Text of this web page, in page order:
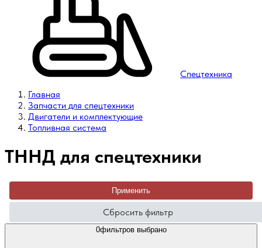
Спецтехника
Главная
Запчасти для спецтехники
Двигатели и комплектующие
Топливная система
ТННД для спецтехники
Применить
Сбросить фильтр
0фильтров выбрано